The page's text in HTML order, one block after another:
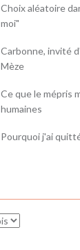
Choix aléatoire
moi"
Carbonne, invité
Mèze
Ce que le mépris
humaines
Pourquoi j'ai